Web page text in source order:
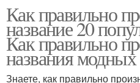
Как правильно
название 20
Как правильно
названия
Знаете, как правильно